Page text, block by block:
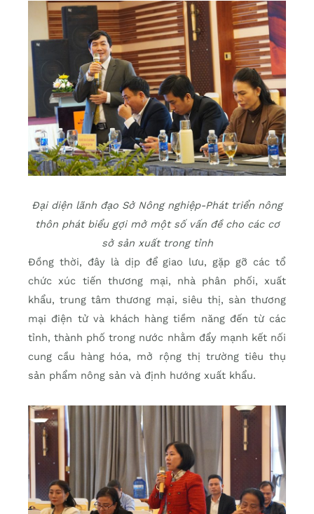
Đại diện lãnh đạo Sở Nông nghiệp-Phát triển nông
thôn phát biểu gợi mở một số vấn đề cho các cơ
sở sản xuất trong tỉnh
Đồng thời, đây là dịp để giao lưu, gặp gỡ các tổ
chức xúc tiến thương mại, nhà phân phối, xuất
khẩu, trung tâm thương mại, siêu thị, sàn thương
mại điện tử và khách hàng tiềm năng đến từ các
tỉnh, thành phố trong nước nhằm đẩy mạnh kết nối
cung cầu hàng hóa, mở rộng thị trường tiêu thụ
sản phẩm nông sản và định hướng xuất khẩu.